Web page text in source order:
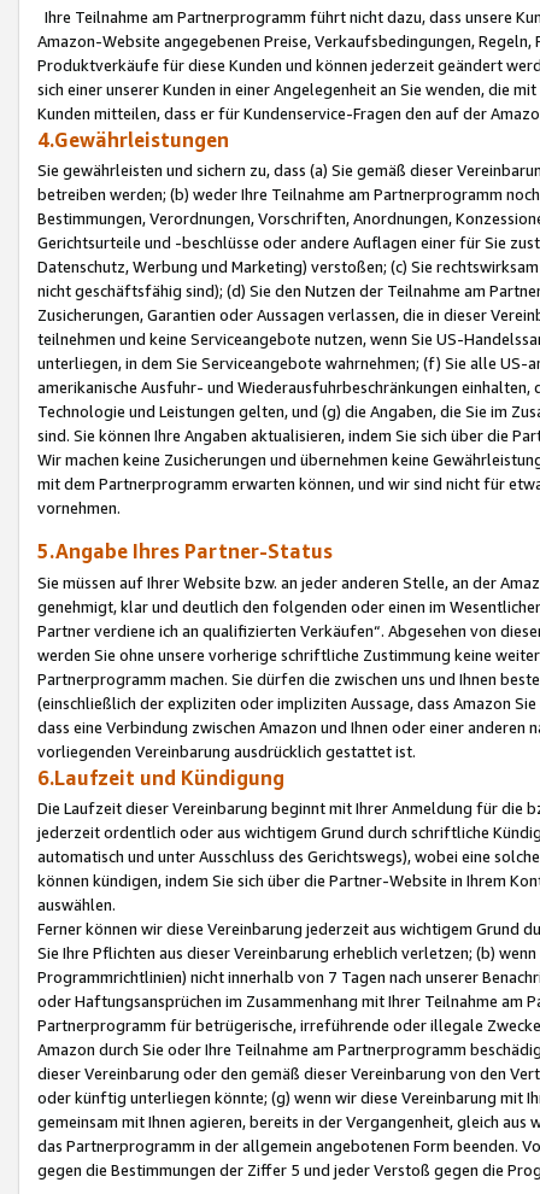
Ihre Teilnahme am Partnerprogramm führt nicht dazu, dass unsere
Amazon-Website angegebenen Preise, Verkaufsbedingungen,
Produktverkäufe für diese Kunden und können jederzeit geändert
sich einer unserer Kunden in einer Angelegenheit an Sie wenden, die
Kunden mitteilen, dass er für Kundenservice-Fragen den auf der
4.Gewährleistungen
Sie gewährleisten und sichern zu, dass (a) Sie gemäß dieser
betreiben werden; (b) weder Ihre Teilnahme am Partnerprogramm
Bestimmungen, Verordnungen, Vorschriften, Anordnungen,
Gerichtsurteile und -beschlüsse oder andere Auflagen einer für Sie
Datenschutz, Werbung und Marketing) verstoßen; (c) Sie
nicht geschäftsfähig sind); (d) Sie den Nutzen der Teilnahme am
Zusicherungen, Garantien oder Aussagen verlassen, die in dieser
teilnehmen und keine Serviceangebote nutzen, wenn Sie US-
unterliegen, in dem Sie Serviceangebote wahrnehmen; (f) Sie alle
amerikanische Ausfuhr- und Wiederausfuhrbeschränkungen
Technologie und Leistungen gelten, und (g) die Angaben, die Sie im
sind. Sie können Ihre Angaben aktualisieren, indem Sie sich über die
Wir machen keine Zusicherungen und übernehmen keine
mit dem Partnerprogramm erwarten können, und wir sind nicht für
vornehmen.
5.Angabe Ihres Partner-Status
Sie müssen auf Ihrer Website bzw. an jeder anderen Stelle, an der
genehmigt, klar und deutlich den folgenden oder einen im
Partner verdiene ich an qualifizierten Verkäufen“. Abgesehen von
werden Sie ohne unsere vorherige schriftliche Zustimmung keine
Partnerprogramm machen. Sie dürfen die zwischen uns und Ihnen
(einschließlich der expliziten oder impliziten Aussage, dass Amazon
dass eine Verbindung zwischen Amazon und Ihnen oder einer
vorliegenden Vereinbarung ausdrücklich gestattet ist.
6.Laufzeit und Kündigung
Die Laufzeit dieser Vereinbarung beginnt mit Ihrer Anmeldung für die
jederzeit ordentlich oder aus wichtigem Grund durch schriftliche
automatisch und unter Ausschluss des Gerichtswegs), wobei eine
können kündigen, indem Sie sich über die Partner-Website in Ihrem
auswählen.
Ferner können wir diese Vereinbarung jederzeit aus wichtigem Grund
Sie Ihre Pflichten aus dieser Vereinbarung erheblich verletzen; (b)
Programmrichtlinien) nicht innerhalb von 7 Tagen nach unserer
oder Haftungsansprüchen im Zusammenhang mit Ihrer Teilnahme am
Partnerprogramm für betrügerische, irreführende oder illegale
Amazon durch Sie oder Ihre Teilnahme am Partnerprogramm
dieser Vereinbarung oder den gemäß dieser Vereinbarung von den
oder künftig unterliegen könnte; (g) wenn wir diese Vereinbarung mit
gemeinsam mit Ihnen agieren, bereits in der Vergangenheit, gleich
das Partnerprogramm in der allgemein angebotenen Form beenden.
gegen die Bestimmungen der Ziffer 5 und jeder Verstoß gegen die